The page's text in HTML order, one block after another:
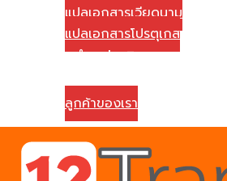
แปลเอกสารเวียดนาม
แปลเอกสารโปรตุเกส
วิธีการชำระค่าบริการ
ติดต่อเรา
ลูกค้าของเรา